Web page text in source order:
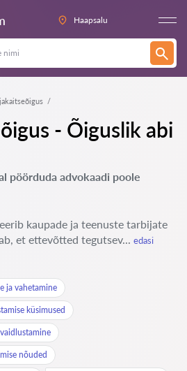
Haapsalu
- Õiguslik abi
pöörduda advokaadi poole
kaupade ja teenuste tarbijate
et ettevõtted tegutsev... edasi
ja vahetamine
küsimused
nõuded